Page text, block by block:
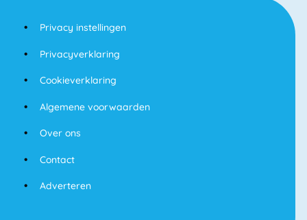
Privacy instellingen
Privacyverklaring
Cookieverklaring
Algemene voorwaarden
Over ons
Contact
Adverteren